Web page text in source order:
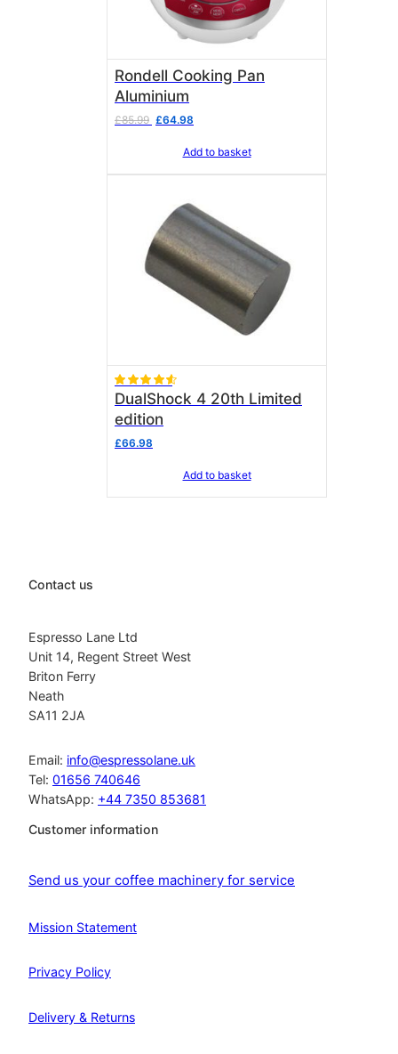
Rondell Cooking Pan
Aluminium
£85.99 Original
£64.98
is:
Add to basket
DualShock 4 20th Limited
edition
4.50
out of 5
£66.98
Add to basket
Contact us
Espresso Lane Ltd
Unit 14, Regent Street West
Briton Ferry
Neath
SA11 2JA
Email: info@espressolane.uk
Tel: 01656 740646
WhatsApp: +44 7350 853681
Customer information
Send us your coffee machinery for service
Mission Statement
Privacy Policy
Delivery & Returns